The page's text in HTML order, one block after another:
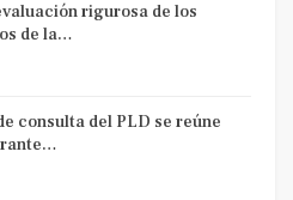
rigurosa de los
de la…
consulta del PLD se reúne